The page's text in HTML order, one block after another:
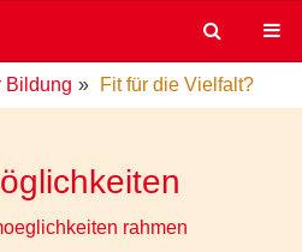
Bildung Fit für die Vielfalt?